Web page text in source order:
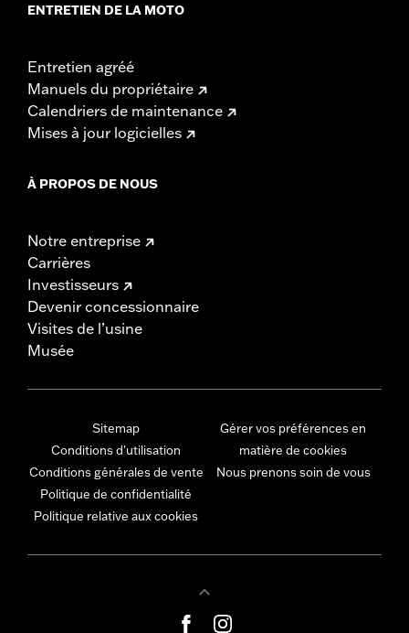
ENTRETIEN DE LA MOTO
Entretien agréé
Manuels du propriétaire
Calendriers de maintenance
Mises à jour logicielles
À PROPOS DE NOUS
Notre entreprise
Carrières
Investisseurs
Devenir concessionnaire
Visites de l’usine
Musée
Sitemap
Conditions d'utilisation
Conditions générales de vente
Politique de confidentialité
Politique relative aux cookies
Gérer vos préférences en
matière de cookies
Nous prenons soin de vous